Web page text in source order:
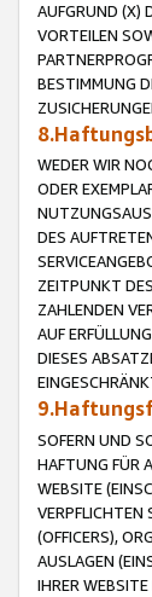
AUFGRUND (X)
VORTEILEN
BESTIMMUNG
WEDER WIR
ODER
DES
ZEITPUNKT
ZAHLENDEN
AUF
DIESES
SOFERN UND
HAFTUNG FÜR
WEBSITE
VERPFLICHTEN
(OFFICERS),
AUSLAGEN
IHRER